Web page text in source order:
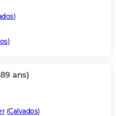
)
)
ans)
(Calvados)